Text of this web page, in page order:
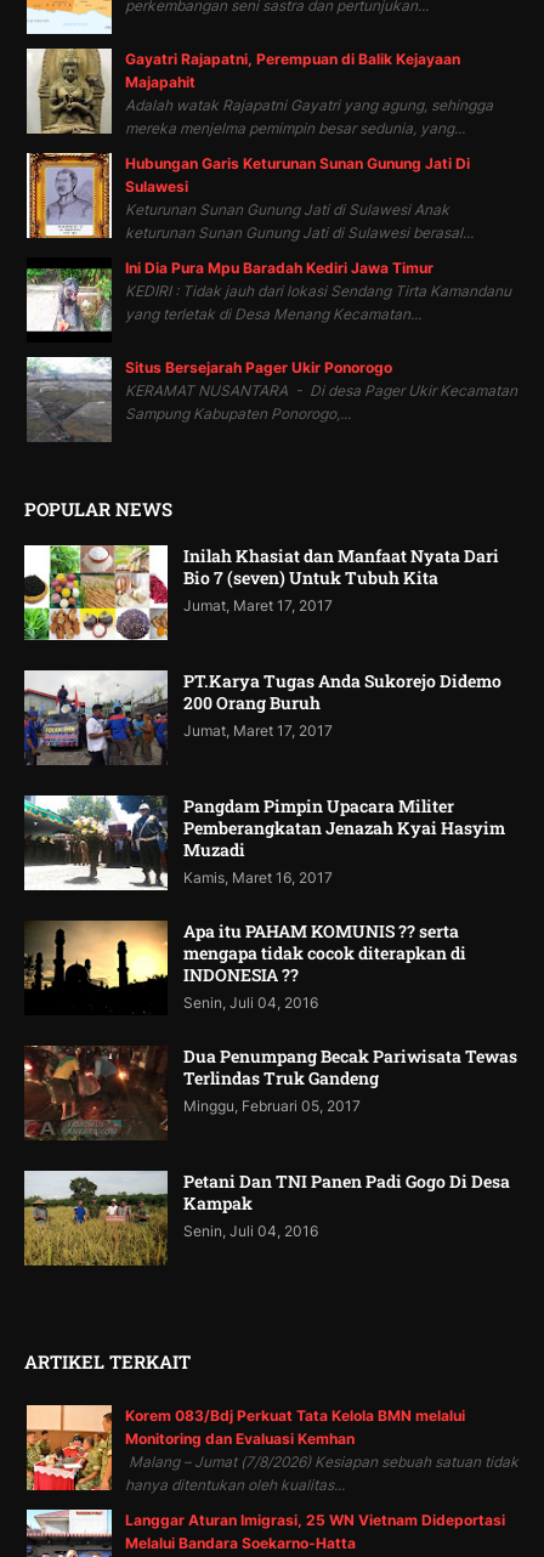
perkembangan seni sastra dan pertunjukan...
Gayatri Rajapatni, Perempuan di Balik Kejayaan
Majapahit
Adalah watak Rajapatni Gayatri yang agung, sehingga
mereka menjelma pemimpin besar sedunia, yang...
Hubungan Garis Keturunan Sunan Gunung Jati Di
Sulawesi
Keturunan Sunan Gunung Jati di Sulawesi Anak
keturunan Sunan Gunung Jati di Sulawesi berasal...
Ini Dia Pura Mpu Baradah Kediri Jawa Timur
KEDIRI : Tidak jauh dari lokasi Sendang Tirta Kamandanu
yang terletak di Desa Menang Kecamatan...
Situs Bersejarah Pager Ukir Ponorogo
KERAMAT NUSANTARA - Di desa Pager Ukir Kecamatan
Sampung Kabupaten Ponorogo,...
POPULAR NEWS
Inilah Khasiat dan Manfaat Nyata Dari
Bio 7 (seven) Untuk Tubuh Kita
Jumat, Maret 17, 2017
PT.Karya Tugas Anda Sukorejo Didemo
200 Orang Buruh
Jumat, Maret 17, 2017
Pangdam Pimpin Upacara Militer
Pemberangkatan Jenazah Kyai Hasyim
Muzadi
Kamis, Maret 16, 2017
Apa itu PAHAM KOMUNIS ?? serta
mengapa tidak cocok diterapkan di
INDONESIA ??
Senin, Juli 04, 2016
Dua Penumpang Becak Pariwisata Tewas
Terlindas Truk Gandeng
Minggu, Februari 05, 2017
Petani Dan TNI Panen Padi Gogo Di Desa
Kampak
Senin, Juli 04, 2016
ARTIKEL TERKAIT
Korem 083/Bdj Perkuat Tata Kelola BMN melalui
Monitoring dan Evaluasi Kemhan
Malang – Jumat (7/8/2026) Kesiapan sebuah satuan tidak
hanya ditentukan oleh kualitas...
Langgar Aturan Imigrasi, 25 WN Vietnam Dideportasi
Melalui Bandara Soekarno-Hatta